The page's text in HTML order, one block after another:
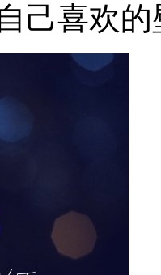
己喜欢